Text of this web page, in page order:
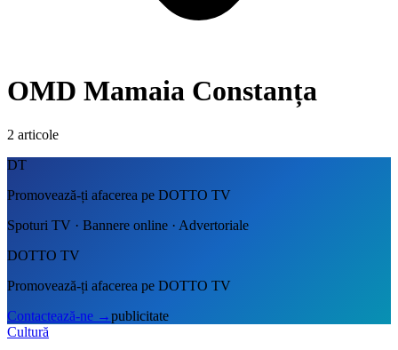
OMD Mamaia Constanța
2 articole
DT
Promovează-ți afacerea pe DOTTO TV
Spoturi TV · Bannere online · Advertoriale
DOTTO TV
Promovează-ți afacerea pe DOTTO TV
Contactează-ne →publicitate
Cultură